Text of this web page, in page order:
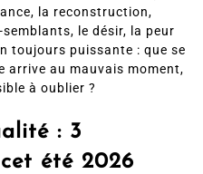
la reconstruction,
le désir, la peur
toujours puissante : que se
arrive au mauvais moment,
à oublier ?
: 3
été 2026